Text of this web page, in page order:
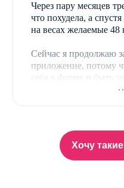
Через пару месяцев
что похудела, а
на весах желаемые 48
Сейчас я продолжаю
приложение, потому
себя в форме и быть
тренировки, чтобы
заниматься, когда
Хочу